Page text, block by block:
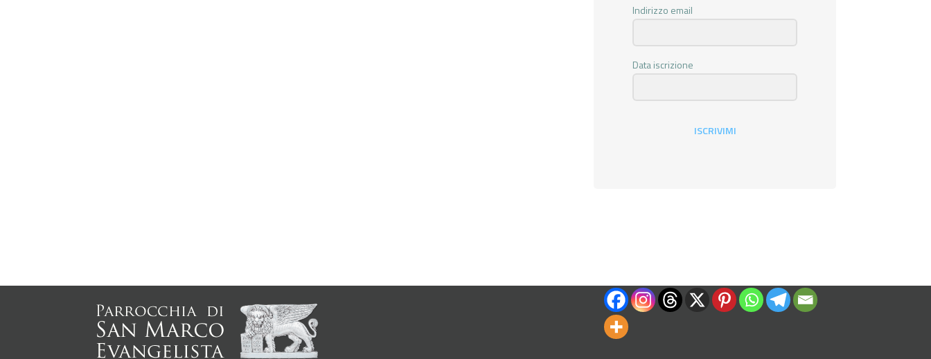
Indirizzo email
Data iscrizione
ISCRIVIMI